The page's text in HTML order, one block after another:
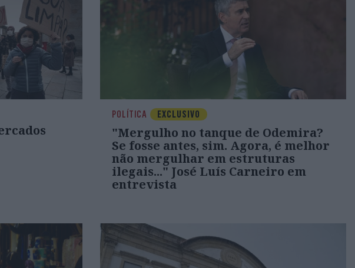
POLÍTICA EXCLUSIVO
"Mergulho no tanque de Odemira?
Se fosse antes, sim. Agora, é melhor
não mergulhar em estruturas
ilegais..." José Luís Carneiro em
entrevista